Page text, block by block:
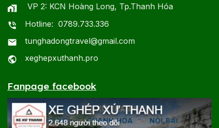
VP 2: KCN Hoàng Long, Tp.Thanh Hóa
Hotline: 0789.733.336
tunghadongtravel@gmail.com
xeghepxuthanh.pro
Fanpage facebook